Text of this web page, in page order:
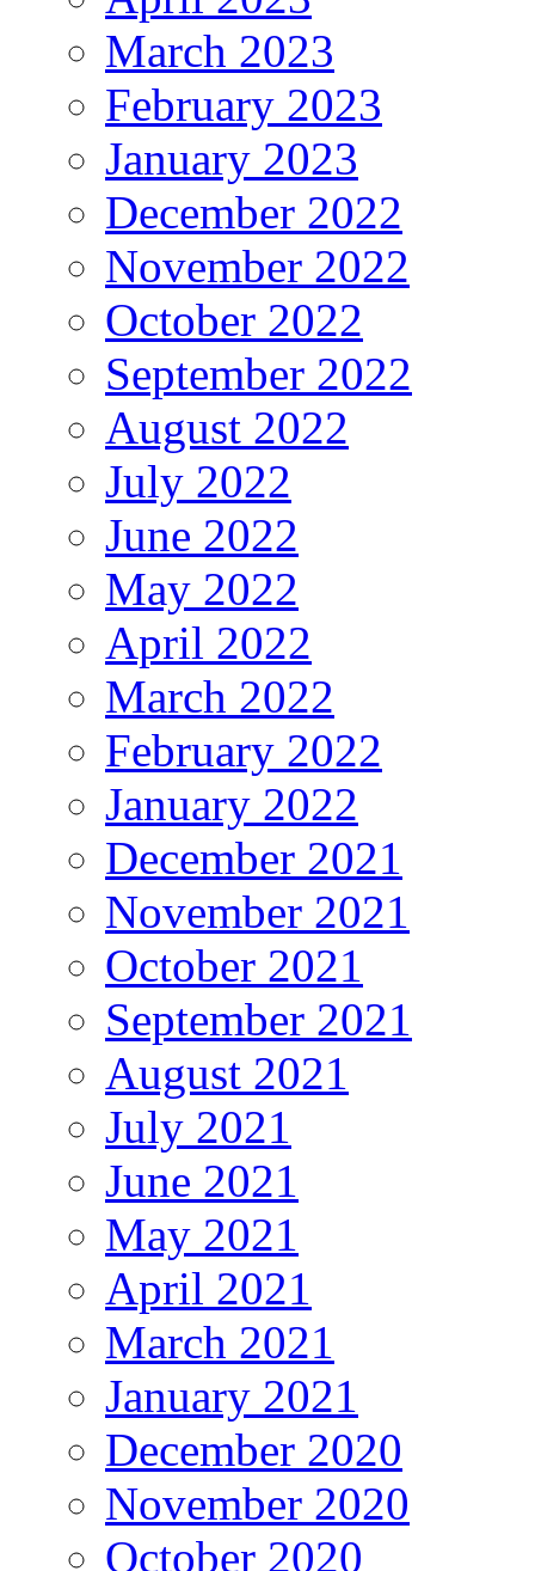
March 2023
February 2023
January 2023
December 2022
November 2022
October 2022
September 2022
August 2022
July 2022
June 2022
May 2022
April 2022
March 2022
February 2022
January 2022
December 2021
November 2021
October 2021
September 2021
August 2021
July 2021
June 2021
May 2021
April 2021
March 2021
January 2021
December 2020
November 2020
October 2020